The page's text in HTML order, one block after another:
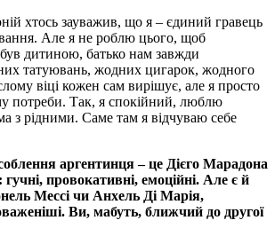
хтось зауважив, що я – єдиний гравець
Але я не роблю цього, щоб
був дитиною, батько нам завжди
татуювань, жодних цигарок, жодного
віці кожен сам вирішує, але я просто
потреби. Так, я спокійний, люблю
з рідними. Саме там я відчуваю себе
аргентинця – це Дієго Марадона
гучні, провокативні, емоційні. Але є й
Мессі чи Анхель Ді Марія,
Ви, мабуть, ближчий до другої